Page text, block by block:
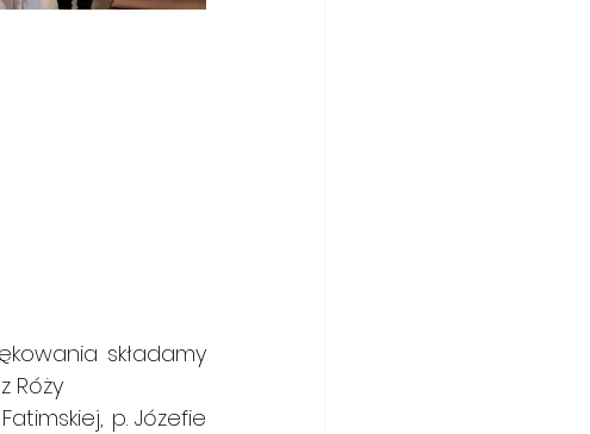
składamy
z Róży
p. Józefie